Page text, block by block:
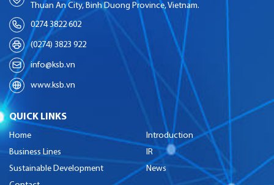
Thuan An City, Binh Duong Province, Vietnam.
0274 3822 602
(0274) 3823 922
info@ksb.vn
www.ksb.vn
QUICK LINKS
Home
Introduction
Business Lines
IR
Sustainable Development
News